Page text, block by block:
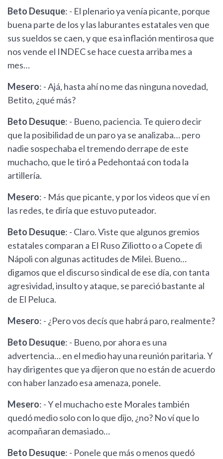
Beto Desuque: - El plenario ya venía picante, porque
buena parte de los y las laburantes estatales ven que
sus sueldos se caen, y que esa inflación mentirosa que
nos vende el INDEC se hace cuesta arriba mes a
mes…
Mesero: - Ajá, hasta ahí no me das ninguna novedad,
Betito, ¿qué más?
Beto Desuque: - Bueno, paciencia. Te quiero decir
que la posibilidad de un paro ya se analizaba… pero
nadie sospechaba el tremendo derrape de este
muchacho, que le tiró a Pedehontaá con toda la
artillería.
Mesero: - Más que picante, y por los videos que ví en
las redes, te diría que estuvo puteador.
Beto Desuque: - Claro. Viste que algunos gremios
estatales comparan a El Ruso Ziliotto o a Copete di
Nápoli con algunas actitudes de Milei. Bueno…
digamos que el discurso sindical de ese día, con tanta
agresividad, insulto y ataque, se pareció bastante al
de El Peluca.
Mesero: - ¿Pero vos decís que habrá paro, realmente?
Beto Desuque: - Bueno, por ahora es una
advertencia… en el medio hay una reunión paritaria. Y
hay dirigentes que ya dijeron que no están de acuerdo
con haber lanzado esa amenaza, ponele.
Mesero: - Y el muchacho este Morales también
quedó medio solo con lo que dijo, ¿no? No ví que lo
acompañaran demasiado…
Beto Desuque: - Ponele que más o menos quedó